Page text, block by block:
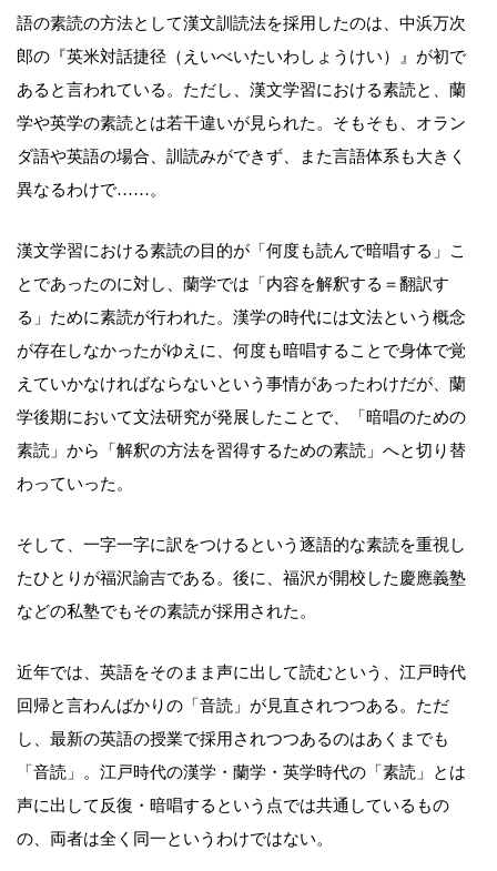
語の素読の方法として漢文訓読法を採用したのは、中浜万次
郎の『英米対話捷径（えいべいたいわしょうけい）』が初で
あると言われている。ただし、漢文学習における素読と、蘭
学や英学の素読とは若干違いが見られた。そもそも、オラン
ダ語や英語の場合、訓読みができず、また言語体系も大きく
異なるわけで……。
漢文学習における素読の目的が「何度も読んで暗唱する」こ
とであったのに対し、蘭学では「内容を解釈する＝翻訳す
る」ために素読が行われた。漢学の時代には文法という概念
が存在しなかったがゆえに、何度も暗唱することで身体で覚
えていかなければならないという事情があったわけだが、蘭
学後期において文法研究が発展したことで、「暗唱のための
素読」から「解釈の方法を習得するための素読」へと切り替
わっていった。
そして、一字一字に訳をつけるという逐語的な素読を重視し
たひとりが福沢諭吉である。後に、福沢が開校した慶應義塾
などの私塾でもその素読が採用された。
近年では、英語をそのまま声に出して読むという、江戸時代
回帰と言わんばかりの「音読」が見直されつつある。ただ
し、最新の英語の授業で採用されつつあるのはあくまでも
「音読」。江戸時代の漢学・蘭学・英学時代の「素読」とは
声に出して反復・暗唱するという点では共通しているもの
の、両者は全く同一というわけではない。